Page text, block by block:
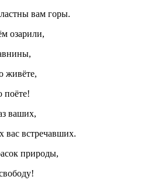
вам горы.
озарили,
живёте,
поёте!
ваших,
вас встречавших.
природы,